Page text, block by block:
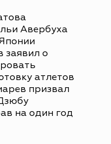
Авербуха
заявил о
атлетов
призвал
на один год